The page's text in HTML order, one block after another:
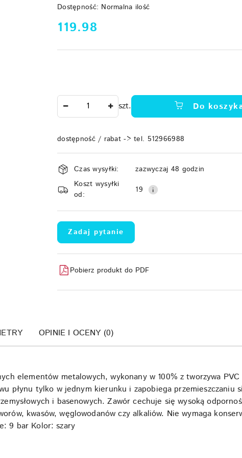
Dostępność: Normalna ilość
cena:
119.98
szt. Do
dostępność / rabat -> tel. 512966988
Dostępność
i
dostawa
Czas wysyłki:
zazwyczaj 48 godzin
Koszt wysyłki
od:
19
Zadaj pytanie
Pobierz produkt do PDF
OPINIE I OCENY (0)
elementów metalowych, wykonany w 100% z tworzywa
płynu tylko w jednym kierunku i zapobiega przemieszczaniu
i basenowych. Zawór cechuje się wysoką
kwasów, węglowodanów czy alkaliów. Nie wymaga
9 bar Kolor: szary